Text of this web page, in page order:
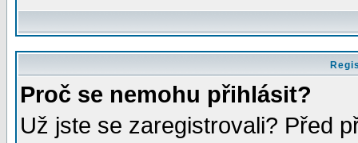
Proč se nemohu přihlásit?
Už jste se zaregistrovali? Před